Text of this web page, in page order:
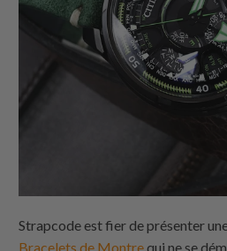
Strapcode est fier de présenter
Bracelets de Montre qui ne se